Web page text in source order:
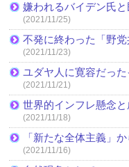
嫌われるバイデン氏
(2021/11/25)
不発に終わった「野党
(2021/11/23)
ユダヤ人に寛容だっ
(2021/11/21)
世界的インフレ懸念
(2021/11/18)
「新たな全体主義」
(2021/11/16)